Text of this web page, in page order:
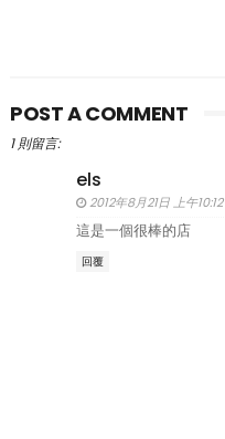
POST A COMMENT
1 則留言:
els
2012年8月21日 上午10:12
這是一個很棒的店
回覆